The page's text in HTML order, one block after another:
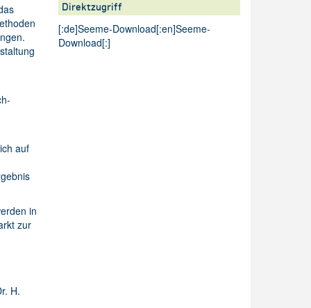
auf
in
zur
H.
Direktzugriff
[:de]Seeme-Download[:en]Seeme-
Download[:]